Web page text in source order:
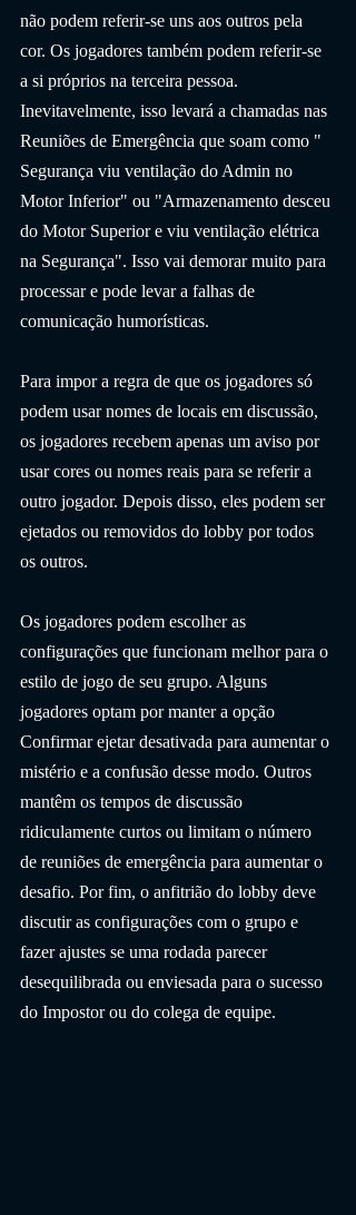
não podem referir-se uns aos outros pela
cor. Os jogadores também podem referir-se
a si próprios na terceira pessoa.
Inevitavelmente, isso levará a chamadas nas
Reuniões de Emergência que soam como "
Segurança viu ventilação do Admin no
Motor Inferior" ou "Armazenamento desceu
do Motor Superior e viu ventilação elétrica
na Segurança". Isso vai demorar muito para
processar e pode levar a falhas de
comunicação humorísticas.
Para impor a regra de que os jogadores só
podem usar nomes de locais em discussão,
os jogadores recebem apenas um aviso por
usar cores ou nomes reais para se referir a
outro jogador. Depois disso, eles podem ser
ejetados ou removidos do lobby por todos
os outros.
Os jogadores podem escolher as
configurações que funcionam melhor para o
estilo de jogo de seu grupo. Alguns
jogadores optam por manter a opção
Confirmar ejetar desativada para aumentar o
mistério e a confusão desse modo. Outros
mantêm os tempos de discussão
ridiculamente curtos ou limitam o número
de reuniões de emergência para aumentar o
desafio. Por fim, o anfitrião do lobby deve
discutir as configurações com o grupo e
fazer ajustes se uma rodada parecer
desequilibrada ou enviesada para o sucesso
do Impostor ou do colega de equipe.